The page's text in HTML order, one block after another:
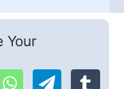
Your